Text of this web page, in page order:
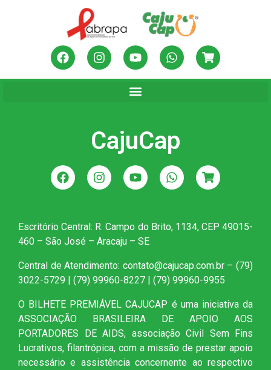
CajuCap
Escritório Central: R. Campo do Brito, 1134, CEP 49015-
460 – São José – Aracaju – SE
Central de Atendimento: contato@cajucap.com.br – (79)
3022-5729 | (79) 99960-8227 | (79) 99960-9955
O BILHETE PREMIÁVEL CAJUCAP é uma iniciativa da
ASSOCIAÇÃO BRASILEIRA DE APOIO AOS
PORTADORES DE AIDS, associação Civil Sem Fins
Lucrativos, filantrópica, com a missão de prestar apoio
necessário e assistência concernente ao respectivo